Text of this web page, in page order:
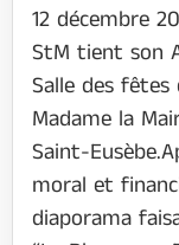
12 décembre
StM tient son
Salle des fêtes
Madame la
Saint-
moral et
diaporama